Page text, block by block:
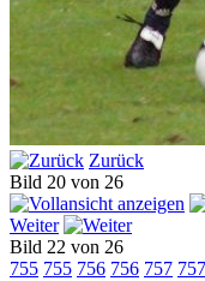
Zurück
Bild 20 von 26
Weiter
Bild 22 von 26
755 755 756 756 757 757